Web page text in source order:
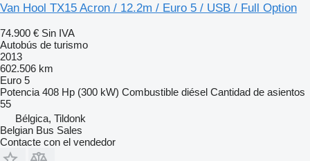
Van Hool TX15 Acron / 12.2m / Euro 5 / USB / Full Option
74.900 € Sin IVA
Autobús de turismo
2013
602.506 km
Euro 5
Potencia 408 Hp (300 kW) Combustible diésel Cantidad de asientos
55
Bélgica, Tildonk
Belgian Bus Sales
Contacte con el vendedor